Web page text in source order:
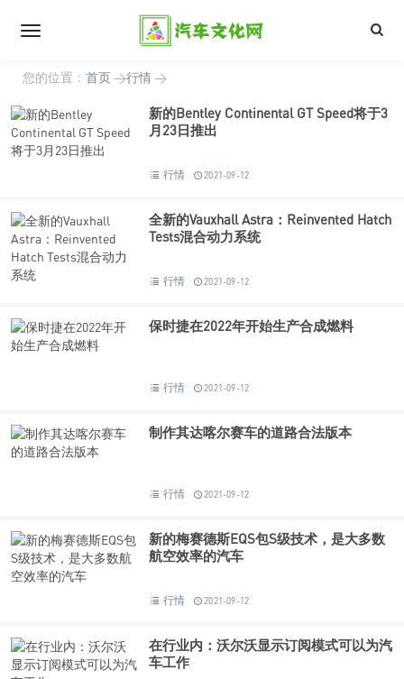
您的位置： 首页 >行情 >
新的Bentley Continental GT Speed将于3
月23日推出
行情 2021-09-12
全新的Vauxhall Astra：Reinvented Hatch
Tests混合动力系统
行情 2021-09-12
保时捷在2022年开始生产合成燃料
行情 2021-09-12
制作其达喀尔赛车的道路合法版本
行情 2021-09-12
新的梅赛德斯EQS包S级技术，是大多数
航空效率的汽车
行情 2021-09-12
在行业内：沃尔沃显示订阅模式可以为汽
车工作